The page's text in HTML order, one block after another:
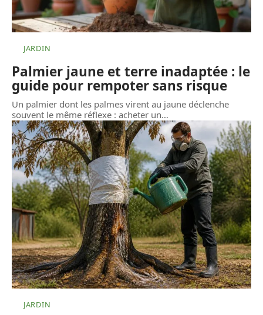
JARDIN
Palmier jaune et terre inadaptée : le
guide pour rempoter sans risque
Un palmier dont les palmes virent au jaune déclenche
souvent le même réflexe : acheter un…
JARDIN